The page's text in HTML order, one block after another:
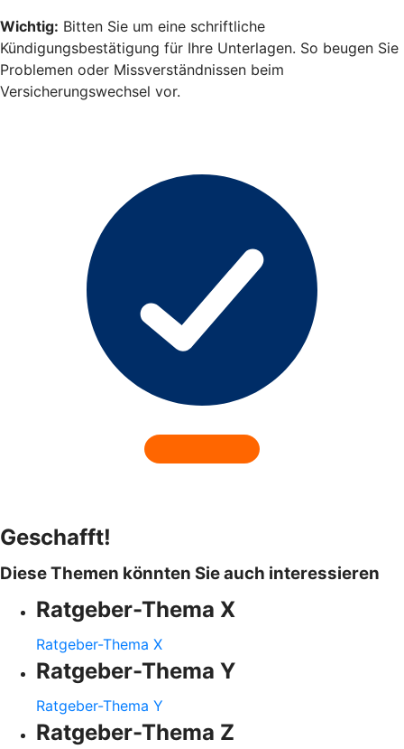
Wichtig: Bitten Sie um eine schriftliche
Kündigungsbestätigung für Ihre Unterlagen. So beugen Sie
Problemen oder Missverständnissen beim
Versicherungswechsel vor.
Geschafft!
Diese Themen könnten Sie auch interessieren
Ratgeber-Thema X
Ratgeber-Thema X
Ratgeber-Thema Y
Ratgeber-Thema Y
Ratgeber-Thema Z